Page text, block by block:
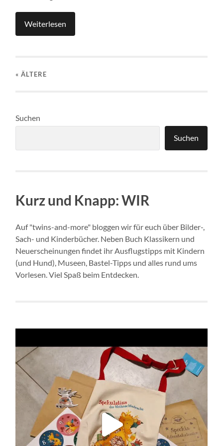
Weiterlesen
« ÄLTERE
Suchen
Suchen
Kurz und Knapp: WIR
Auf "twins-and-more" bloggen wir für euch über Bilder-,
Sach- und Kinderbücher. Neben Buch Klassikern und
Neuerscheinungen findet ihr Ausflugstipps mit Kindern
(und Hund), Museen, Bastel-Tipps und alles rund ums
Vorlesen. Viel Spaß beim Entdecken.